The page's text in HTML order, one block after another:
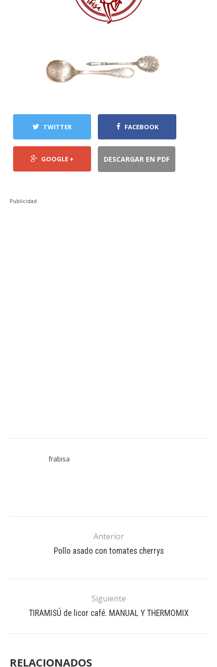
TWITTER FACEBOOK
GOOGLE + DESCARGAR EN PDF
Publicidad
frabisa
Anterior
Pollo asado con tomates cherrys
Siguiente
TIRAMISÚ de licor café. MANUAL Y THERMOMIX
RELACIONADOS